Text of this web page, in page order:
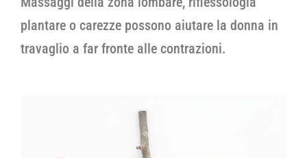
plantare o carezze possono aiutare la donna in
travaglio a far fronte alle contrazioni.